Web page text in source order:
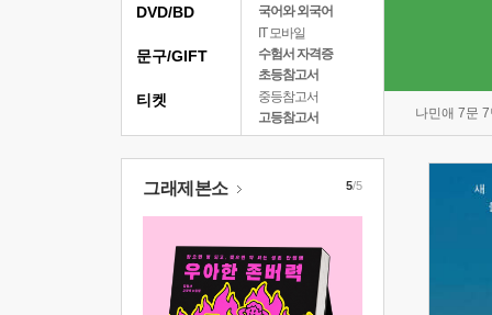
국어와 외국어
IT 모바일
수험서 자격증
초등참고서
중등참고서
고등참고서
나민애 7문
DVD/BD
문구/GIFT
티켓
그래제본소 5/5